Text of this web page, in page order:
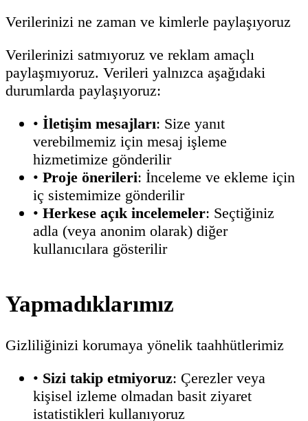
Verilerinizi ne zaman ve kimlerle paylaşıyoruz
Verilerinizi satmıyoruz ve reklam amaçlı
paylaşmıyoruz. Verileri yalnızca aşağıdaki
durumlarda paylaşıyoruz:
• İletişim mesajları: Size yanıt
verebilmemiz için mesaj işleme
hizmetimize gönderilir
• Proje önerileri: İnceleme ve ekleme için
iç sistemimize gönderilir
• Herkese açık incelemeler: Seçtiğiniz
adla (veya anonim olarak) diğer
kullanıcılara gösterilir
Yapmadıklarımız
Gizliliğinizi korumaya yönelik taahhütlerimiz
• Sizi takip etmiyoruz: Çerezler veya
kişisel izleme olmadan basit ziyaret
istatistikleri kullanıyoruz